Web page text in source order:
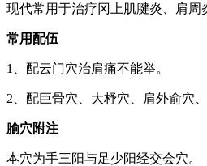
现代常用于治疗冈上肌腱炎、肩周
常用配伍
1、配云门穴治肩痛不能举。
2、配巨骨穴、大杼穴、肩外俞穴
腧穴附注
本穴为手三阳与足少阳经交会穴。